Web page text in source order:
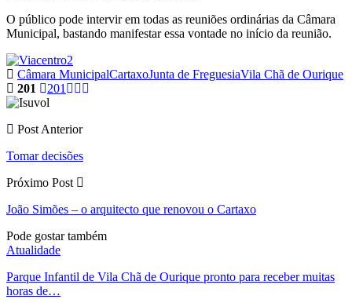
O público pode intervir em todas as reuniões ordinárias da Câmara
Municipal, bastando manifestar essa vontade no início da reunião.
Câmara MunicipalCartaxoJunta de FreguesiaVila Chã de Ourique
201
201
Post Anterior
Tomar decisões
Próximo Post
João Simões – o arquitecto que renovou o Cartaxo
Pode gostar também
Atualidade
Parque Infantil de Vila Chã de Ourique pronto para receber muitas
horas de…